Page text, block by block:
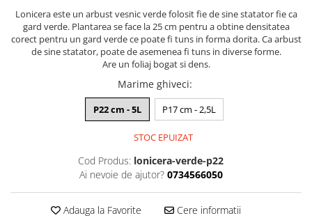
Plante de Primavara
Plante de Vara
Plante de Toamna
Lonicera este un arbust vesnic verde folosit fie de sine statator fie ca
gard verde. Plantarea se face la 25 cm pentru a obtine densitatea
corect pentru un gard verde ce poate fi tuns in forma dorita. Ca arbust
de sine statator, poate de asemenea fi tuns in diverse forme.
Are un foliaj bogat si dens.
Marime ghiveci:
P22 cm - 5L P17 cm - 2,5L
STOC EPUIZAT
Cod Produs: lonicera-verde-p22
Ai nevoie de ajutor? 0734566050
Adauga la Favorite Cere informatii